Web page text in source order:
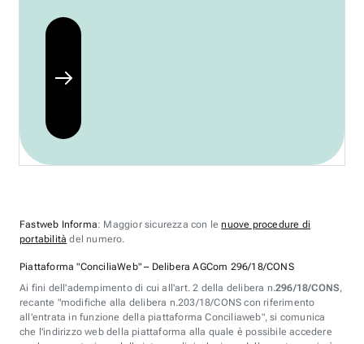
Fastweb Informa: Maggior sicurezza con lenuove procedure di
portabilità del numero.
Piattaforma "ConciliaWeb" – Delibera AGCom 296/18/CONS
Ai fini dell'adempimento di cui all'art. 2 della delibera n.296/18/CONS,
recante "modifiche alla delibera n.203/18/CONS con riferimento
all'entrata in funzione della piattaforma Conciliaweb", si comunica
che l'indirizzo web della piattaforma alla quale è possibile accedere